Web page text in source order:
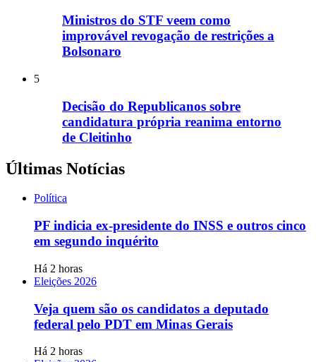
Ministros do STF veem como
improvável revogação de restrições a
Bolsonaro
5
Decisão do Republicanos sobre
candidatura própria reanima entorno
de Cleitinho
Últimas Notícias
Política
PF indicia ex-presidente do INSS e outros cinco
em segundo inquérito
Há 2 horas
Eleições 2026
Veja quem são os candidatos a deputado
federal pelo PDT em Minas Gerais
Há 2 horas